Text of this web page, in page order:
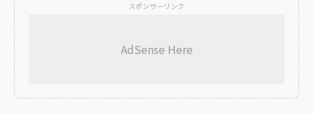
スポンサーリンク
AdSense Here